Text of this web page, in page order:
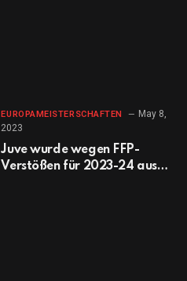
EUROPAMEISTERSCHAFTEN
May 8,
2023
Juve wurde wegen FFP-
Verstößen für 2023-24 aus